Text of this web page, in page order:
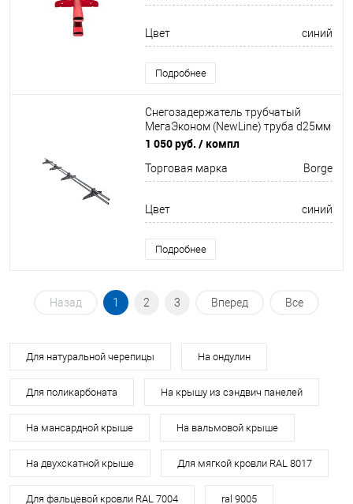
Цвет синий
Подробнее
Снегозадержатель трубчатый
МегаЭконом (NewLine) труба d25мм
4 кронштейна
3000мм Borge
1 050 руб. / компл
Торговая марка Borge
Цвет синий
Подробнее
Назад 1 2 3 Вперед Все
Для натуральной черепицы На ондулин
Для поликарбоната На крышу из сэндвич панелей
На мансардной крыше На вальмовой крыше
На двухскатной крыше Для мягкой кровли RAL 8017
Для фальцевой кровли RAL 7004 ral 9005